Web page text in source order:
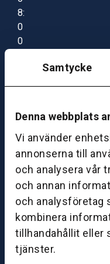
Samtycke
Denna webbplats
Vi använder
annonserna till
och analysera vår
och annan
och analysföretag
kombinera
tillhandahållit eller
tjänster.
8:
0
0
7:
0
B
S
k
ö
v
d